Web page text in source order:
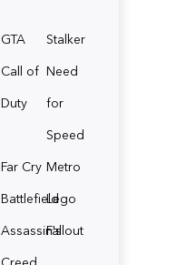
GTA
Stalker
Call of
Duty
Need
for
Speed
Far Cry Metro
BattlefieldLego
Assassin'sFallout